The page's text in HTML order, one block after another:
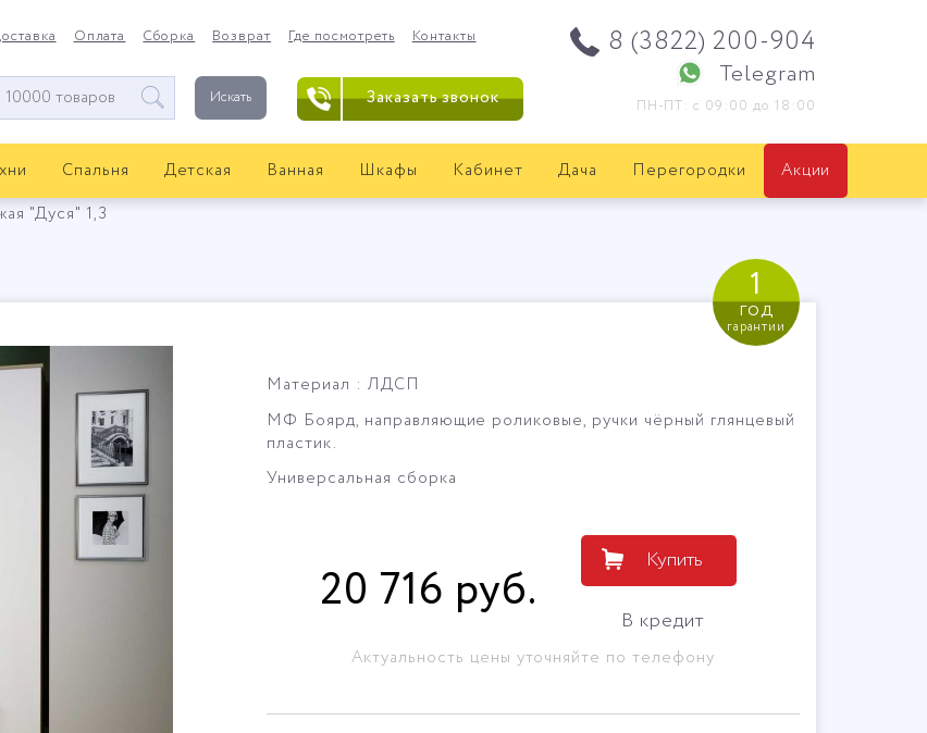
Оплата Сборка Возврат Где посмотреть Контакты
Искать
8 (3822) 200-904
Telegram
ПН-ПТ: с 09:00 до 18:00
Заказать звонок
Спальня Детская Ванная Шкафы Кабинет Дача Перегородки
Акции
"Дуся" 1,3
1
год
гарантии
Материал : ЛДСП
МФ Боярд, направляющие роликовые, ручки чёрный глянцевый
пластик.
Универсальная сборка
20 716 руб. Купить
В кредит
Актуальность цены уточняйте по телефону